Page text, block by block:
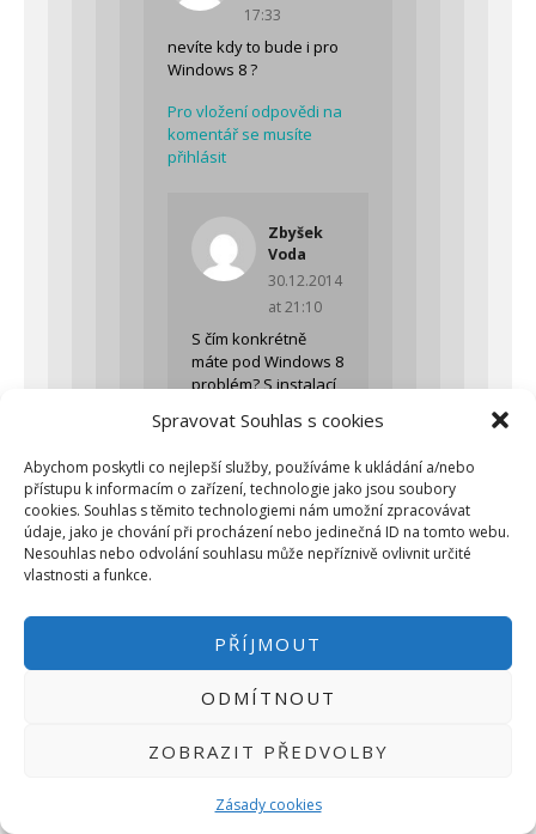
Spravovat Souhlas s cookies
Abychom poskytli co nejlepší služby, používáme k ukládání a/nebo
přístupu k informacím o zařízení, technologie jako jsou soubory
cookies. Souhlas s těmito technologiemi nám umožní zpracovávat
údaje, jako je chování při procházení nebo jedinečná ID na tomto webu.
Nesouhlas nebo odvolání souhlasu může nepříznivě ovlivnit určité
vlastnosti a funkce.
PŘÍJMOUT
ODMÍTNOUT
ZOBRAZIT PŘEDVOLBY
Zásady cookies
17:33
nevíte kdy to bude i pro
Windows 8 ?
Pro vložení odpovědi na
komentář se musíte
přihlásit
Zbyšek
Voda
30.12.2014
at 21:10
S čím konkrétně
máte pod Windows 8
problém? S instalací
něčeho jiného?
Pro vložení odpovědi
na komentář se
musíte přihlásit
Napsat komentář
Pro přidávání komentářů se